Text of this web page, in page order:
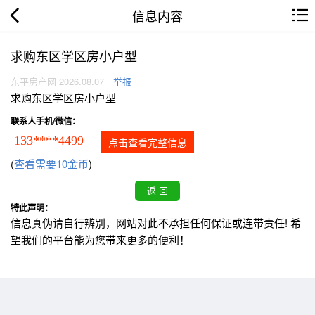
信息内容
求购东区学区房小户型
东平房产网 2026.08.07 举报
求购东区学区房小户型
联系人手机/微信：
133****4499 点击查看完整信息
(查看需要10金币)
特此声明：
信息真伪请自行辨别，网站对此不承担任何保证或连带责任! 希
望我们的平台能为您带来更多的便利！